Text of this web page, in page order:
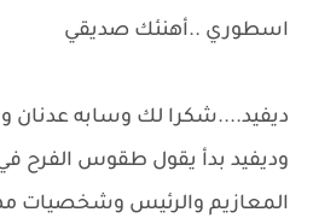
اسطوري ..أهنئك صديقي
ديفيد....شكرا لك وسابه عدنان
وديفيد بدأ يقول طقوس الفرح
المعازيم والرئيس وشخصيات